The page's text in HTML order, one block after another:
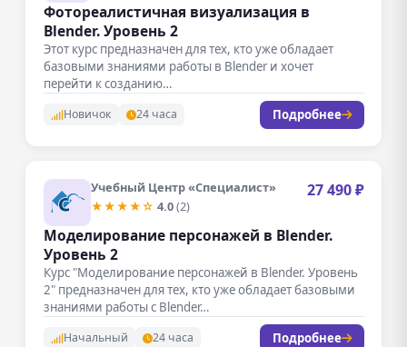
Фотореалистичная визуализация в
Blender. Уровень 2
Этот курс предназначен для тех, кто уже обладает
базовыми знаниями работы в Blender и хочет
перейти к созданию…
Новичок 24 часа Подробнее
Учебный Центр «Специалист»
★★★★☆ 4.0(2)
27 490 ₽
Моделирование персонажей в Blender.
Уровень 2
Курс "Моделирование персонажей в Blender. Уровень
2" предназначен для тех, кто уже обладает базовыми
знаниями работы с Blender…
Начальный 24 часа Подробнее